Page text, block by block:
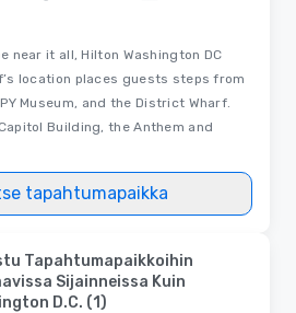
near it all, Hilton Washington DC
location places guests steps from
Museum, and the District Wharf.
Building, the Anthem and
tapahtumapaikka
Tapahtumapaikkoihin
Sijainneissa Kuin
D.C. (1)